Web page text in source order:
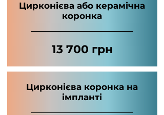
Цирконієва або керамічна
коронка
13 700 грн
Цирконієва коронка на
імпланті